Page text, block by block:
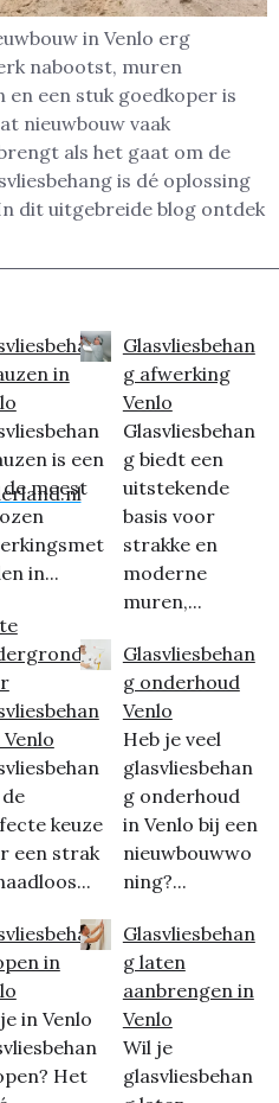
in Venlo erg
nabootst, muren
een stuk goedkoper is
nieuwbouw vaak
als het gaat om de
is dé oplossing
dit uitgebreide blog ontdek
in
is een
de meest
in...
keuze
een strak
in
in Venlo
Het
Glasvliesbehan
g afwerking
Venlo
Glasvliesbehan
g biedt een
uitstekende
basis voor
strakke en
moderne
muren,...
Glasvliesbehan
g onderhoud
Venlo
Heb je veel
glasvliesbehan
g onderhoud
in Venlo bij een
nieuwbouwwo
ning?...
Glasvliesbehan
g laten
aanbrengen in
Venlo
Wil je
glasvliesbehan